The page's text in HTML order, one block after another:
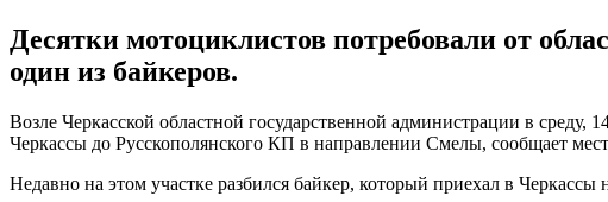
Десятки мотоциклистов потребовали от
один из байкеров.
Возле Черкасской областной государственной администрации в
Черкассы до Русскополянского КП в направлении Смелы, сообщает
Недавно на этом участке разбился байкер, который приехал в